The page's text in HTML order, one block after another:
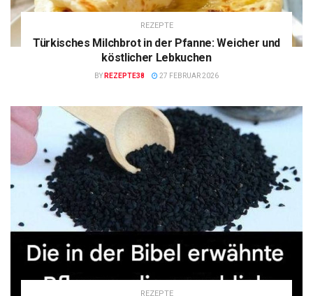
REZEPTE
Türkisches Milchbrot in der Pfanne: Weicher und
köstlicher Lebkuchen
BY REZEPTE38 27 FEBRUAR 2026
REZEPTE